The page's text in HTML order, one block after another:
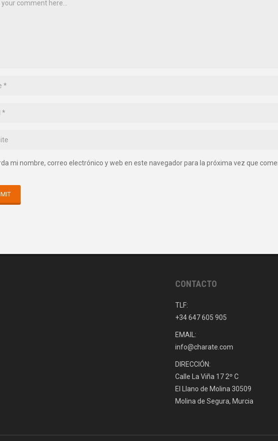
mi nombre, correo electrónico y web en este navegador para la próxima vez que
CONTACTO
TLF:
+34 647 605 905
EMAIL:
info@charate.com
DIRECCIÓN:
Calle La Viña 17 2º C
El Llano de Molina 30509
Molina de Segura, Murcia